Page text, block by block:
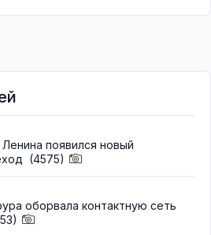
появился новый
(4575)
оборвала контактную сеть